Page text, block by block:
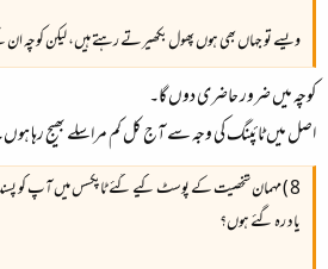
ویسے تو جہاں بھی ہوں پھول بکھیرتے رہتے ہیں، لیکن کوچہ ان
کوچہ میں ضرور حاضری دوں گا۔
اصل میں ٹائپنگ کی وجہ سے آج کل کم مراسلے بھیج رہا
8 ) مہمان شخصیت کے پوسٹ کیے گئے ٹاپکسس میں آپ کو
یاد رہ گئے ہوں؟​